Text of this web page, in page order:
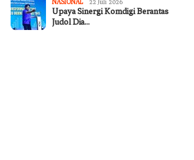
NASIONAL 22 Juli 2026
Upaya Sinergi Komdigi Berantas
Judol Dia…